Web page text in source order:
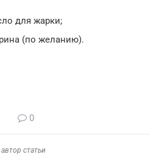
для жарки;
(по желанию).
0
статьи